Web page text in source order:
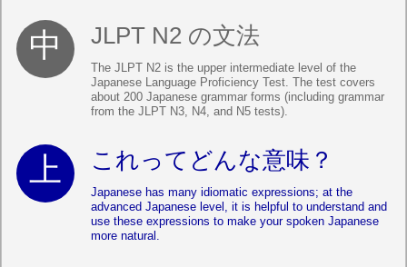
JLPT N2 の文法
The JLPT N2 is the upper intermediate level of the
Japanese Language Proficiency Test. The test covers
about 200 Japanese grammar forms (including grammar
from the JLPT N3, N4, and N5 tests).
これってどんな意味？
Japanese has many idiomatic expressions; at the
advanced Japanese level, it is helpful to understand and
use these expressions to make your spoken Japanese
more natural.